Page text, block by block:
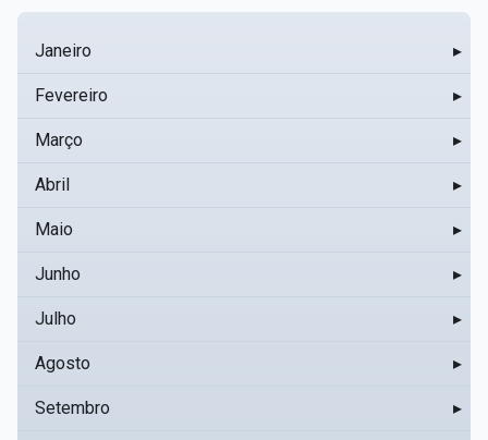
Janeiro ▸
Fevereiro ▸
Março ▸
Abril ▸
Maio ▸
Junho ▸
Julho ▸
Agosto ▸
Setembro ▸